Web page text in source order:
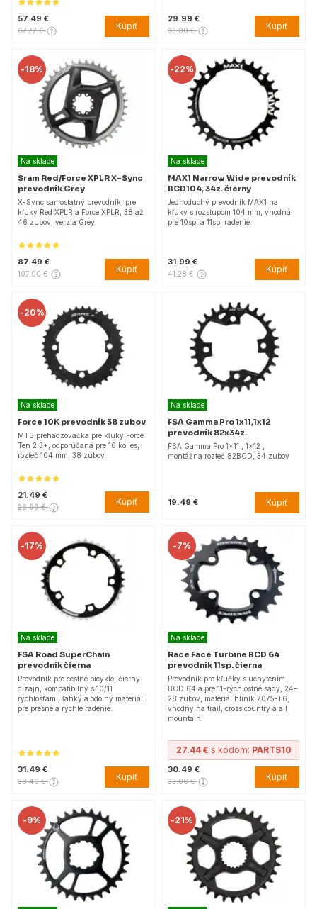
57.49 €
67.77 € Kúpiť
29.99 €
33.80 € Kúpiť
-18%
Na sklade
Sram Red/Force XPLR X-Sync
prevodník Grey
X-Sync samostatný prevodník, pre
kľuky Red XPLR a Force XPLR, 38 až
46 zubov, verzia Grey.
87.49 €
107.00 € Kúpiť
-22%
Na sklade
MAX1 Narrow Wide prevodník
BCD104, 34z. čierny
Jednoduchý prevodník MAX1 na
kľuky s rozstupom 104 mm, vhodná
pre 10sp. a 11sp. radenie.
31.99 €
41.28 € Kúpiť
-20%
Na sklade
Force 10K prevodník 38 zubov
MTB prehadzovačka pre kľuky Force
Ten 2.3+, odporúčaná pre 10 kolies,
rozteč 104 mm, 38 zubov.
21.49 €
26.99 € Kúpiť
Na sklade
FSA Gamma Pro 1x11,1x12
prevodník 82x34z.
FSA Gamma Pro 1x11 , 1x12 ,
montážna rozteč 82BCD, 34 zubov
19.49 € Kúpiť
-17%
Na sklade
FSA Road SuperChain
prevodník čierna
Prevodník pre cestné bicykle, čierny
dizajn, kompatibilný s 10/11
rýchlosťami, ľahký a odolný materiál
pre presné a rýchle radenie.
31.49 €
38.40 € Kúpiť
-7%
Na sklade
Race Face Turbine BCD 64
prevodník 11sp. čierna
Prevodník pre kľučky s uchytením
BCD 64 a pre 11-rýchlostné sady, 24–
28 zubov, materiál hliník 7075-T6,
vhodný na trail, cross country a all
mountain.
27.44 € s kódom: PARTS10
30.49 €
33.06 € Kúpiť
-9% -21%